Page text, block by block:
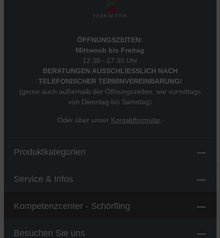
Besuchen Sie uns
Kompetenzcenter - Schörfling
ÖFFNUNGSZEITEN:
Mittwoch bis Freitag
12:30 - 17:30 Uhr
BERATUNGEN AUSSCHLIESSLICH NACH
TELEFONISCHER TERMINVEREINBARUNG!
(gerne auch außerhalb der Öffnungszeiten, wie vormittags
von Dienstag bis Samstag)
Oder über unser Kontaktformular
Produktkategorien
Service & Infos